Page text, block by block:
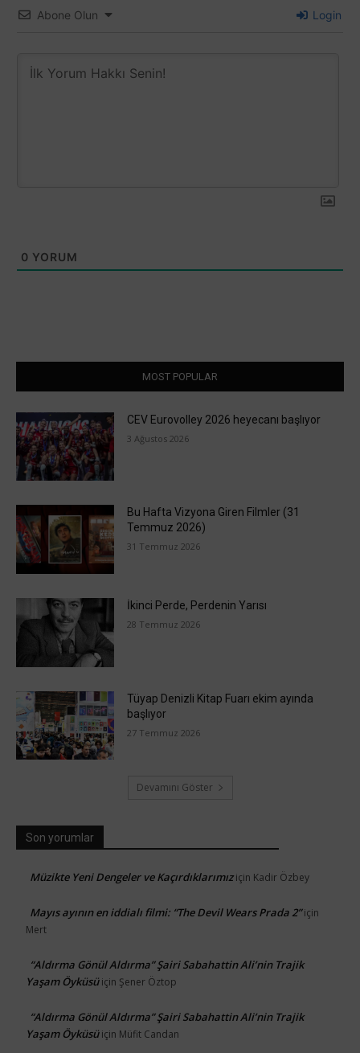
Abone Olun Login
0 YORUM
MOST POPULAR
CEV Eurovolley 2026 heyecanı başlıyor
3 Ağustos 2026
Bu Hafta Vizyona Giren Filmler (31
Temmuz 2026)
31 Temmuz 2026
İkinci Perde, Perdenin Yarısı
28 Temmuz 2026
Tüyap Denizli Kitap Fuarı ekim ayında
başlıyor
27 Temmuz 2026
Devamını Göster
Son yorumlar
Müzikte Yeni Dengeler ve Kaçırdıklarımıziçin Kadir Özbey
Mayıs ayının en iddialı filmi: “The Devil Wears Prada 2”için
Mert
“Aldırma Gönül Aldırma” Şairi Sabahattin Ali’nin Trajik
Yaşam Öyküsüiçin Şener Öztop
“Aldırma Gönül Aldırma” Şairi Sabahattin Ali’nin Trajik
Yaşam Öyküsüiçin Müfit Candan